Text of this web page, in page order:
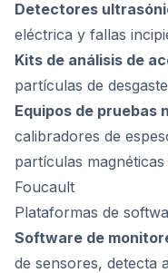
Detectores
eléctrica y fallas
Kits de análisis de
partículas de
Equipos de pruebas
calibradores de
partículas
Foucault
Plataformas de
Software de
de sensores, detecta